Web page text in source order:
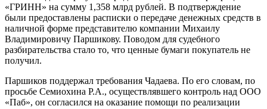
«ГРИНН» на сумму 1,358 млрд рублей. В подтверждение
были предоставлены расписки о передаче денежных средств в
наличной форме представителю компании Михаилу
Владимировичу Паршикову. Поводом для судебного
разбирательства стало то, что ценные бумаги покупатель не
получил.
Паршиков поддержал требования Чадаева. По его словам, по
просьбе Семиохина Р.А., осуществлявшего контроль над ООО
«Паб», он согласился на оказание помощи по реализации